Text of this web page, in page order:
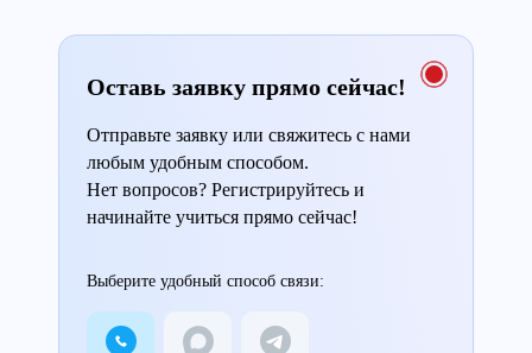
Оставь заявку прямо сейчас!
Отправьте заявку или свяжитесь с нами
любым удобным способом.
Нет вопросов? Регистрируйтесь и
начинайте учиться прямо сейчас!
Выберите удобный способ связи: